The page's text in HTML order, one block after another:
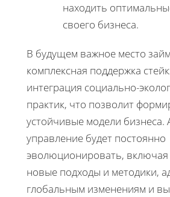
находить
своего бизнеса.
В будущем важное место
комплексная поддержка
интеграция социально-
практик, что позволит
устойчивые модели бизнеса.
управление будет постоянно
эволюционировать, включая
новые подходы и методики,
глобальным изменениям и